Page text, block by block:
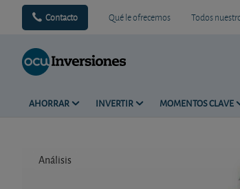
Contacto Qué le ofrecemos Todos
AHORRAR INVERTIR MOMENTOS CLAVE
Análisis